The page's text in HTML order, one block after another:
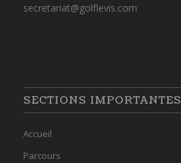
secretariat@golflevis.com
SECTIONS IMPORTANTES
Accueil
Parcours